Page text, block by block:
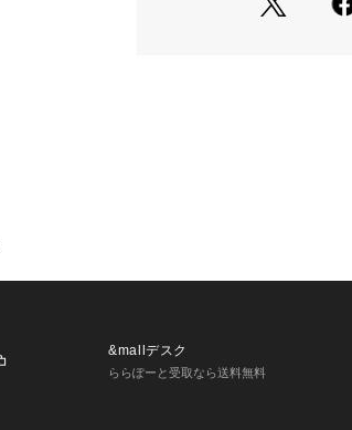
&mallデスク
ららぽーと受取なら送料無料